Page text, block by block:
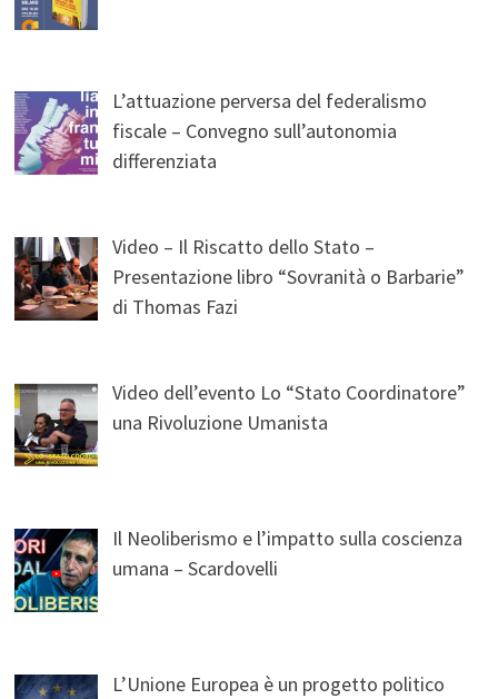
L’attuazione perversa del federalismo
fiscale – Convegno sull’autonomia
differenziata
Video – Il Riscatto dello Stato –
Presentazione libro “Sovranità o Barbarie”
di Thomas Fazi
Video dell’evento Lo “Stato Coordinatore”
una Rivoluzione Umanista
Il Neoliberismo e l’impatto sulla coscienza
umana – Scardovelli
L’Unione Europea è un progetto politico